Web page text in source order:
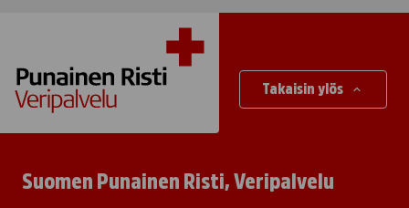
Takaisin ylös
Suomen Punainen Risti, Veripalvelu